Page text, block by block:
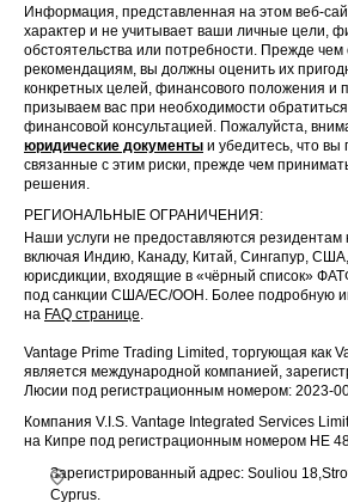
Информация, представленная на этом веб-
характер и не учитывает ваши личные цели,
обстоятельства или потребности. Прежде чем
рекомендациям, вы должны оценить их
конкретных целей, финансового положения и
призываем вас при необходимости
финансовой консультацией. Пожалуйста,
юридические документы и убедитесь, что
связанные с этим риски, прежде чем
решения.
РЕГИОНАЛЬНЫЕ ОГРАНИЧЕНИЯ:
Наши услуги не предоставляются
включая Индию, Канаду, Китай, Сингапур,
юрисдикции, входящие в «чёрный список»
под санкции США/ЕС/ООН. Более подробную
на FAQ странице.
Vantage Prime Trading Limited, торгующая как
является международной компанией,
Люсии под регистрационным номером: 2023-
Компания V.I.S. Vantage Integrated Services
на Кипре под регистрационным номером HE
Зарегистрированный адрес: Souliou
Cyprus.